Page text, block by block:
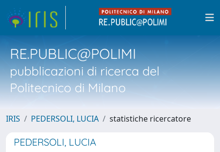
RE.PUBLIC@POLIMI
pubblicazioni di ricerca del
Politecnico di Milano
IRIS PEDERSOLI, LUCIA statistiche ricercatore
PEDERSOLI, LUCIA